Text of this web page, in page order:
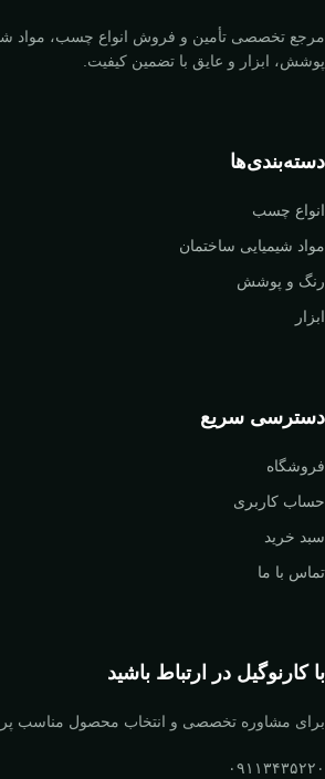
مرجع تخصصی تأمین و فروش انواع چسب، مواد
پوشش، ابزار و عایق با تضمین کیفیت.
دسته‌بندی‌ها
انواع چسب
مواد شیمیایی ساختمان
رنگ و پوشش
ابزار
دسترسی سریع
فروشگاه
حساب کاربری
سبد خرید
تماس با ما
با کارنوگیل در ارتباط باشید
برای مشاوره تخصصی و انتخاب محصول مناسب
۰۹۱۱۳۴۳۵۲۲۰